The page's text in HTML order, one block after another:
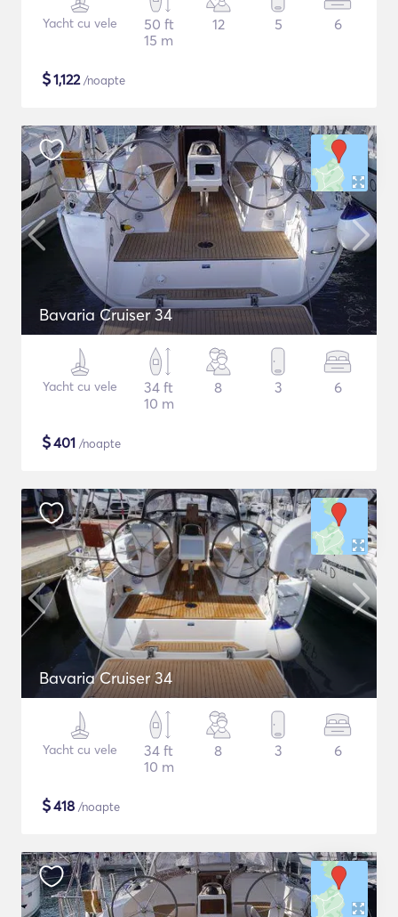
Yacht cu vele
50 ft
15 m
12 5 6
$1,122/noapte
Bavaria Cruiser 34
Yacht cu vele
34 ft
10 m
8 3 6
$401 /noapte
Bavaria Cruiser 34
Yacht cu vele
34 ft
10 m
8 3 6
$418 /noapte